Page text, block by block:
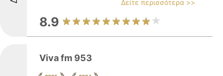
Δείτε περισσότερα >>
8.9
Viva fm 953